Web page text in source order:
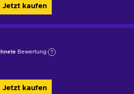
Jetzt kaufen
Bewertung
Jetzt kaufen